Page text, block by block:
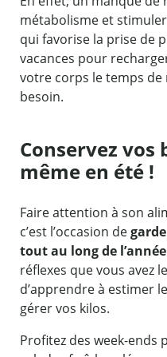
métabolisme et
qui favorise la prise de
vacances pour
votre corps le temps
besoin.
Conservez vos
même en été !
Faire attention à son
c’est l’occasion de
tout au long de l’année
réflexes que vous avez
d’apprendre à estimer
gérer vos kilos.
Profitez des week-ends